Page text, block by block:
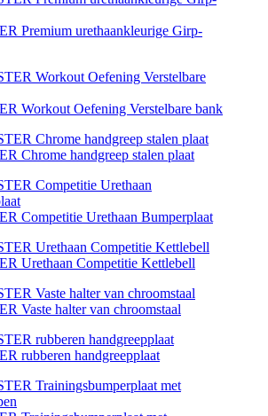
Premium urethaankleurige Girp-
Workout Oefening Verstelbare bank
Chrome handgreep stalen plaat
Competitie Urethaan Bumperplaat
Urethaan Competitie Kettlebell
Vaste halter van chroomstaal
rubberen handgreepplaat